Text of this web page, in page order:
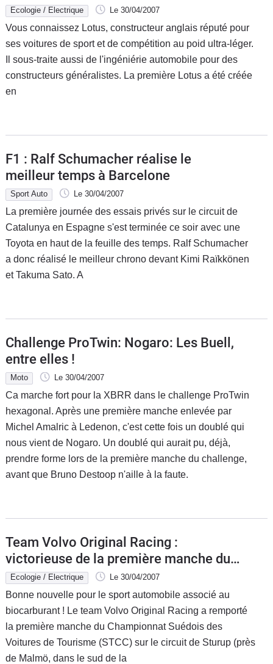
Ecologie / Electrique Le 30/04/2007
Vous connaissez Lotus, constructeur anglais réputé pour
ses voitures de sport et de compétition au poid ultra-léger.
Il sous-traite aussi de l'ingéniérie automobile pour des
constructeurs généralistes. La première Lotus a été créée
en
F1 : Ralf Schumacher réalise le
meilleur temps à Barcelone
Sport Auto Le 30/04/2007
La première journée des essais privés sur le circuit de
Catalunya en Espagne s'est terminée ce soir avec une
Toyota en haut de la feuille des temps. Ralf Schumacher
a donc réalisé le meilleur chrono devant Kimi Raïkkönen
et Takuma Sato. A
Challenge ProTwin: Nogaro: Les Buell,
entre elles !
Moto Le 30/04/2007
Ca marche fort pour la XBRR dans le challenge ProTwin
hexagonal. Après une première manche enlevée par
Michel Amalric à Ledenon, c'est cette fois un doublé qui
nous vient de Nogaro. Un doublé qui aurait pu, déjà,
prendre forme lors de la première manche du challenge,
avant que Bruno Destoop n'aille à la faute.
Team Volvo Original Racing :
victorieuse de la première manche du
STCC. L'éthanol a la patate !
Ecologie / Electrique Le 30/04/2007
Bonne nouvelle pour le sport automobile associé au
biocarburant ! Le team Volvo Original Racing a remporté
la première manche du Championnat Suédois des
Voitures de Tourisme (STCC) sur le circuit de Sturup (près
de Malmö, dans le sud de la